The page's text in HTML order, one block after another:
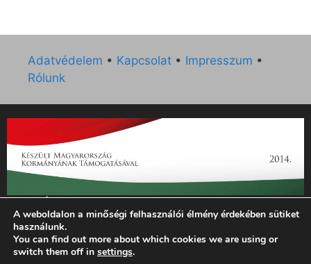
Adatvédelem • Kapcsolat • Impresszum •
Rólunk
„Az Új Ember katolikus hetilap 2014. évi működésének
támogatását az EGYH-KCP-14-P-0121 sz. támogatási
szerződés keretében 3 000 000 Ft összegben támogatta az
Emberi Erőforrások Minisztériuma.”
A weboldalon a minőségi felhasználói élmény érdekében sütiket
használunk.
You can find out more about which cookies we are using or
switch them off in settings.